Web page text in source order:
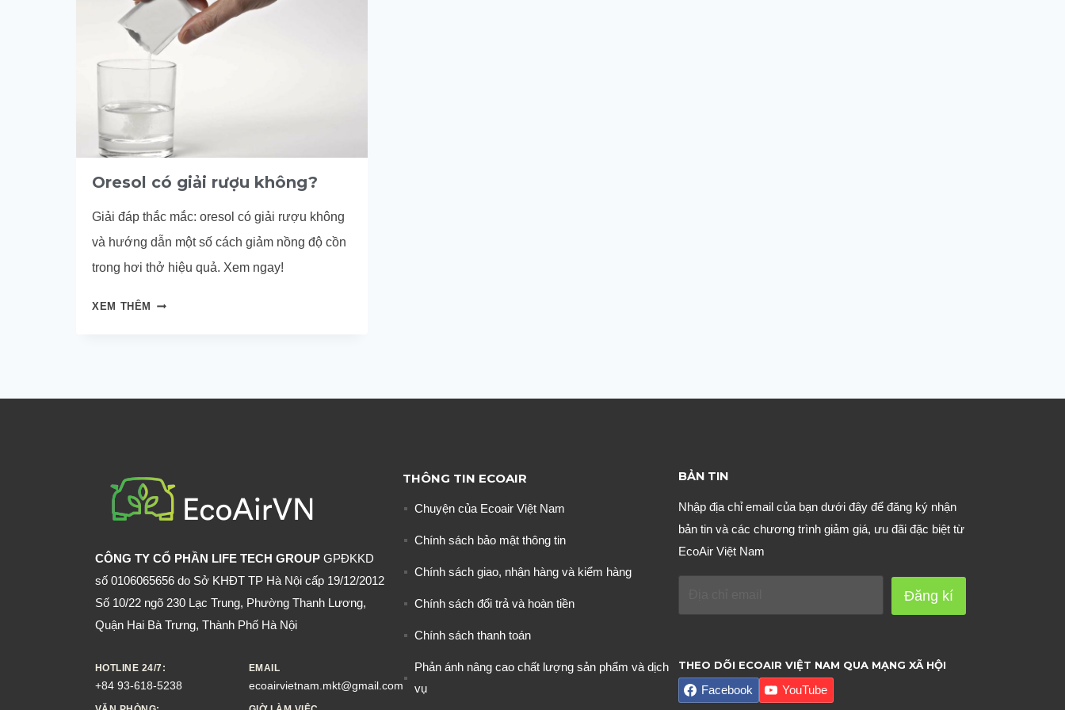
Oresol có giải rượu không?
Giải đáp thắc mắc: oresol có giải rượu không
và hướng dẫn một số cách giảm nồng độ cồn
trong hơi thở hiệu quả. Xem ngay!
XEM THÊM
ORESOL
CÔNG TY CỔ PHẦN LIFE TECH GROUP GPĐKKD
số 0106065656 do Sở KHĐT TP Hà Nội cấp 19/12/2012
Số 10/22 ngõ 230 Lạc Trung, Phường Thanh Lương,
Quận Hai Bà Trưng, Thành Phố Hà Nội
HOTLINE 24/7:
+84 93-618-5238
EMAIL
ecoairvietnam.mkt@gmail.com
THÔNG TIN ECOAIR
Chuyện của Ecoair Việt Nam
Chính sách bảo mật thông tin
Chính sách giao, nhận hàng và kiểm hàng
Chính sách đổi trả và hoàn tiền
Chính sách thanh toán
Phản ánh nâng cao chất lượng sản phẩm và dịch
vụ
BẢN TIN
Nhập địa chỉ email của bạn dưới đây để đăng ký nhận
bản tin và các chương trình giảm giá, ưu đãi đặc biệt từ
EcoAir Việt Nam
Đăng kí
THEO DÕI ECOAIR VIỆT NAM QUA MẠNG XÃ HỘI
Facebook YouTube